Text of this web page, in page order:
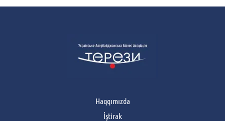
Haqqımızda
İştirak